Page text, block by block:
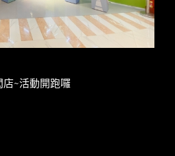
店~活動開跑囉